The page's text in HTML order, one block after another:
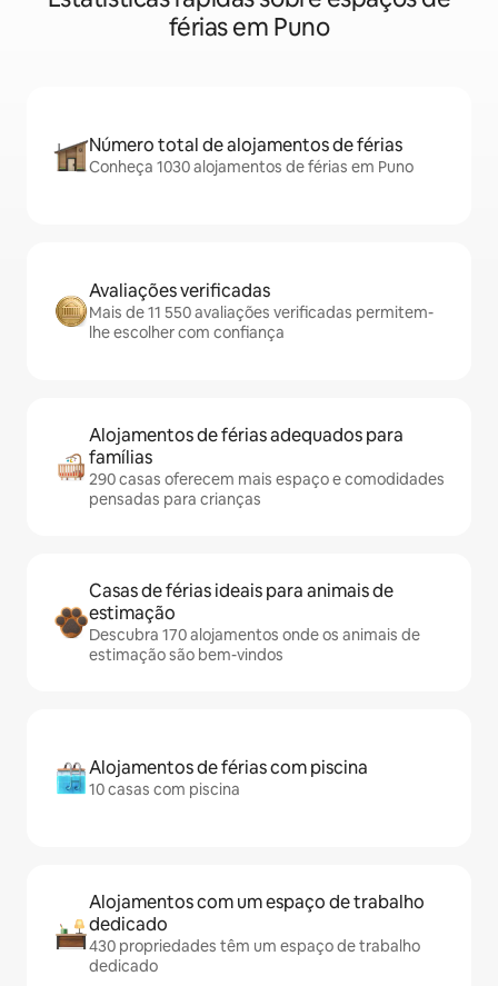
férias em Puno
Número total de alojamentos de férias
Conheça 1030 alojamentos de férias em Puno
Avaliações verificadas
Mais de 11 550 avaliações verificadas permitem-
lhe escolher com confiança
Alojamentos de férias adequados para
famílias
290 casas oferecem mais espaço e comodidades
pensadas para crianças
Casas de férias ideais para animais de
estimação
Descubra 170 alojamentos onde os animais de
estimação são bem-vindos
Alojamentos de férias com piscina
10 casas com piscina
Alojamentos com um espaço de trabalho
dedicado
430 propriedades têm um espaço de trabalho
dedicado